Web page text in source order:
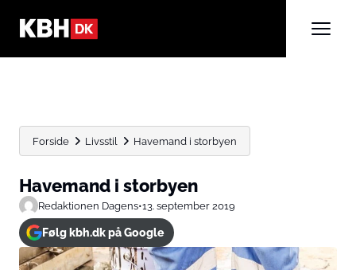
Forside Livsstil Havemand i storbyen
Havemand i storbyen
Redaktionen Dagens•13. september 2019
Følg kbh.dk på Google